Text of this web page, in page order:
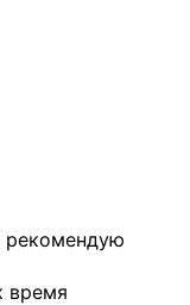
время